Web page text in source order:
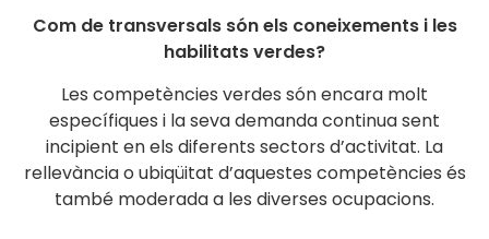
Com de transversals són els coneixements i les
habilitats verdes?
Les competències verdes són encara molt
específiques i la seva demanda continua sent
incipient en els diferents sectors d’activitat. La
rellevància o ubiqüitat d’aquestes competències és
també moderada a les diverses ocupacions.